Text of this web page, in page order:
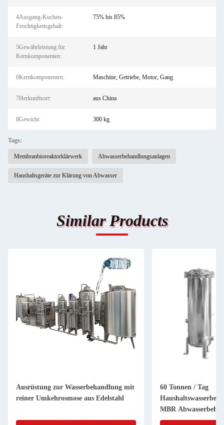
4Ausgang-Kuchen-
Feuchtigkeitsgehalt:
75% bis 85%
5Gewährleistung für
Kernkomponenten:
1 Jahr
6Kernkomponenten: Maschine, Getriebe, Motor, Gang
7Herkunftsort: aus China
8Gewicht: 300 kg
Tags:
Membranbioreaktorklärwerk Abwasserbehandlungsanlagen
Haushaltsgeräte zur Klärung von Abwasser
Similar Products
Ausrüstung zur Wasserbehandlung mit
reiner Umkehrosmose aus Edelstahl
60 Tonnen / Tag
MBR
Grau